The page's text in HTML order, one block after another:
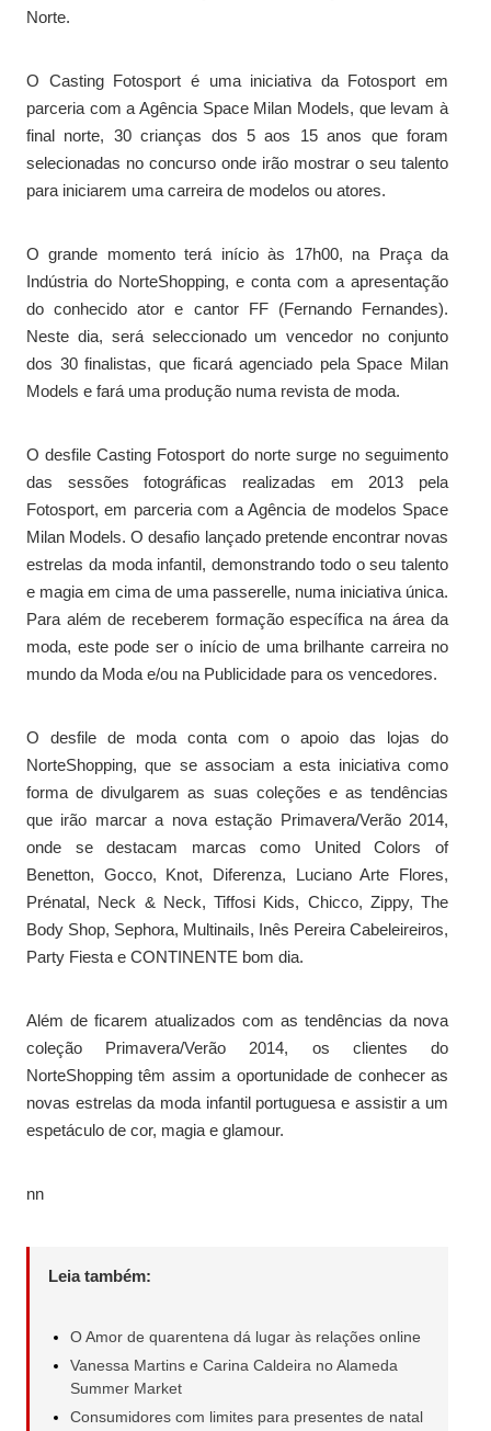
Norte.
O Casting Fotosport é uma iniciativa da Fotosport em
parceria com a Agência Space Milan Models, que levam à
final norte, 30 crianças dos 5 aos 15 anos que foram
selecionadas no concurso onde irão mostrar o seu talento
para iniciarem uma carreira de modelos ou atores.
O grande momento terá início às 17h00, na Praça da
Indústria do NorteShopping, e conta com a apresentação
do conhecido ator e cantor FF (Fernando Fernandes).
Neste dia, será seleccionado um vencedor no conjunto
dos 30 finalistas, que ficará agenciado pela Space Milan
Models e fará uma produção numa revista de moda.
O desfile Casting Fotosport do norte surge no seguimento
das sessões fotográficas realizadas em 2013 pela
Fotosport, em parceria com a Agência de modelos Space
Milan Models. O desafio lançado pretende encontrar novas
estrelas da moda infantil, demonstrando todo o seu talento
e magia em cima de uma passerelle, numa iniciativa única.
Para além de receberem formação específica na área da
moda, este pode ser o início de uma brilhante carreira no
mundo da Moda e/ou na Publicidade para os vencedores.
O desfile de moda conta com o apoio das lojas do
NorteShopping, que se associam a esta iniciativa como
forma de divulgarem as suas coleções e as tendências
que irão marcar a nova estação Primavera/Verão 2014,
onde se destacam marcas como United Colors of
Benetton, Gocco, Knot, Diferenza, Luciano Arte Flores,
Prénatal, Neck & Neck, Tiffosi Kids, Chicco, Zippy, The
Body Shop, Sephora, Multinails, Inês Pereira Cabeleireiros,
Party Fiesta e CONTINENTE bom dia.
Além de ficarem atualizados com as tendências da nova
coleção Primavera/Verão 2014, os clientes do
NorteShopping têm assim a oportunidade de conhecer as
novas estrelas da moda infantil portuguesa e assistir a um
espetáculo de cor, magia e glamour.
nn
Leia também:
O Amor de quarentena dá lugar às relações online
Vanessa Martins e Carina Caldeira no Alameda
Summer Market
Consumidores com limites para presentes de natal